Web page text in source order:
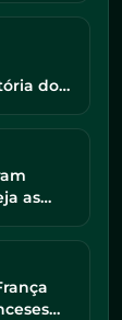
do
as